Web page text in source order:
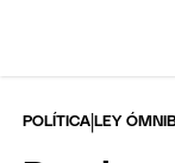
POLÍTICA |LEY